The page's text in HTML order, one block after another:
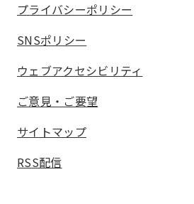
プライバシーポリシー
SNSポリシー
ウェブアクセシビリティ
ご意見・ご要望
サイトマップ
RSS配信